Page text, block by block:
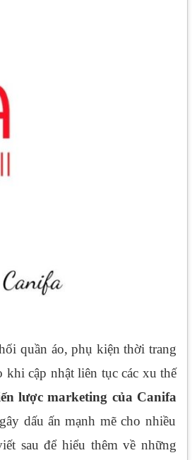
quần áo, phụ kiện thời trang
cập nhật liên tục các xu thế
lược marketing của Canifa
dấu ấn mạnh mẽ cho nhiều
sau để hiểu thêm về những